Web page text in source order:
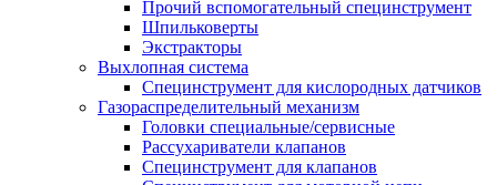
Прочий вспомогательный специнструмент
Шпильковерты
Экстракторы
Выхлопная система
Специнструмент для кислородных датчиков
Газораспределительный механизм
Головки специальные/сервисные
Рассухариватели клапанов
Специнструмент для клапанов